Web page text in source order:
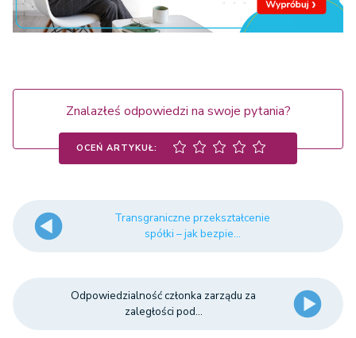
Znalazłeś odpowiedzi na swoje pytania?
OCEŃ ARTYKUŁ:
Transgraniczne przekształcenie
spółki – jak bezpie...
Odpowiedzialność członka zarządu za
zaległości pod...